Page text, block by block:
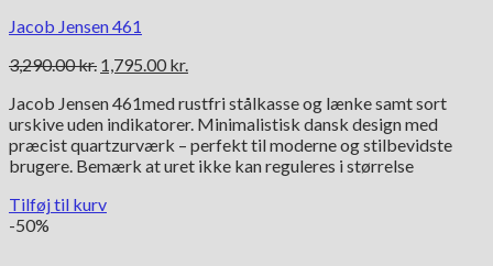
Jacob Jensen 461
3,290.00kr. Den
pris
var:
3,290.00 kr..
1,795.00 kr.
pris
er:
1,795.00 kr..
Jacob Jensen 461med rustfri stålkasse og lænke samt sort
urskive uden indikatorer. Minimalistisk dansk design med
præcist quartzurværk – perfekt til moderne og stilbevidste
brugere. Bemærk at uret ikke kan reguleres i størrelse
Tilføj til kurv
-50%